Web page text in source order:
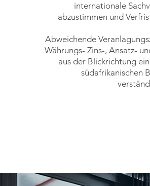
internationale
abzustimmen und
Abweichende
Währungs- Zins-, Ansatz-
aus der Blickrichtung
südafrikanischen